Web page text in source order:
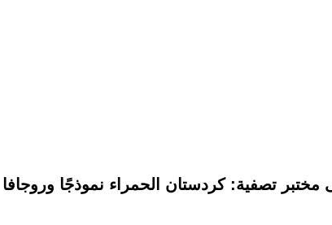
تصفية: كردستان الحمراء نموذجًا وروجافا